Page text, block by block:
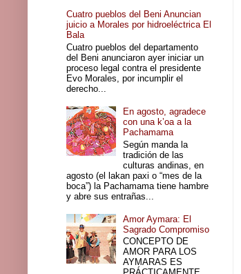
Cuatro pueblos del Beni Anuncian
juicio a Morales por hidroeléctrica El
Bala
Cuatro pueblos del departamento
del Beni anunciaron ayer iniciar un
proceso legal contra el presidente
Evo Morales, por incumplir el
derecho...
En agosto, agradece
con una k’oa a la
Pachamama
Según manda la
tradición de las
culturas andinas, en
agosto (el lakan paxi o “mes de la
boca”) la Pachamama tiene hambre
y abre sus entrañas...
Amor Aymara: El
Sagrado Compromiso
CONCEPTO DE
AMOR PARA LOS
AYMARAS ES